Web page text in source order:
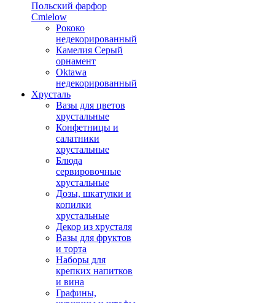
Польский фарфор
Сmielow
Рококо
недекорированный
Камелия Серый
орнамент
Oktawa
недекорированный
Хрусталь
Вазы для цветов
хрустальные
Конфетницы и
салатники
хрустальные
Блюда
сервировочные
хрустальные
Дозы, шкатулки и
копилки
хрустальные
Декор из хрусталя
Вазы для фруктов
и торта
Наборы для
крепких напитков
и вина
Графины,